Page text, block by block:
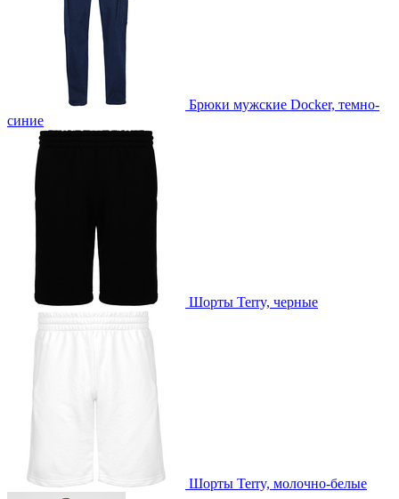
Брюки мужские Docker, темно-
синие
Шорты Terry, черные
Шорты Terry, молочно-белые